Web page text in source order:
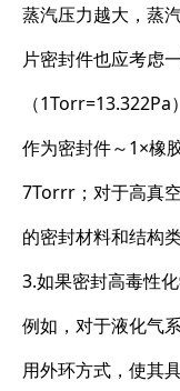
蒸汽压力越大，蒸
片密封件也应考虑
（
作为密封件～1×橡
7Torrr；对于高真
的密封材料和结构类
3.如果密封高毒性
例如，对于液化气
用外环方式，使其